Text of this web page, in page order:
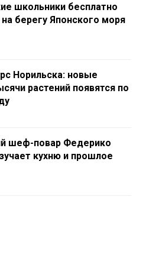
школьники бесплатно
на берегу Японского моря
Норильска: новые
растений появятся по
шеф-повар Федерико
кухню и прошлое